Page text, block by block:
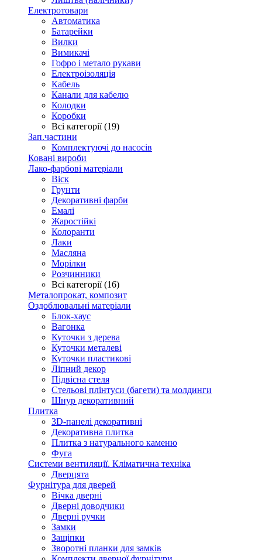
Електротовари
Автоматика
Батарейки
Вилки
Вимикачі
Гофро і метало рукави
Електроізоляція
Кабель
Канали для кабелю
Колодки
Коробки
Всі категорії (19)
Зап.частини
Комплектуючі до насосів
Ковані вироби
Лако-фарбові матеріали
Віск
Грунти
Декоративні фарби
Емалі
Жаростійкі
Колоранти
Лаки
Масляна
Морілки
Розчинники
Всі категорії (16)
Металопрокат, композит
Оздоблювальні матеріали
Блок-хаус
Вагонка
Куточки з дерева
Куточки металеві
Куточки пластикові
Ліпний декор
Підвісна стеля
Стельові плінтуси (багети) та молдинги
Шнур декоративний
Плитка
3D-панелі декоративні
Декоративна плитка
Плитка з натурального каменю
Фуга
Системи вентиляції. Кліматична техніка
Дверцята
Фурнітура для дверей
Вічка дверні
Дверні доводчики
Дверні ручки
Замки
Защіпки
Зворотні планки для замків